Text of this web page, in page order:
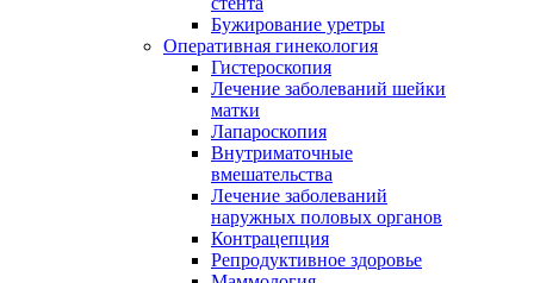
Бужирование уретры
Оперативная гинекология
Гистероскопия
Лечение заболеваний шейки
матки
Лапароскопия
Внутриматочные
вмешательства
Лечение заболеваний
наружных половых органов
Контрацепция
Репродуктивное здоровье